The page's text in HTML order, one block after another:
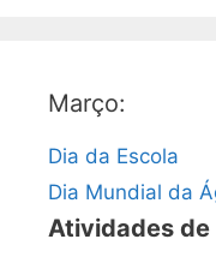
Março:
Dia da Escola
Dia Mundial da
Atividades de